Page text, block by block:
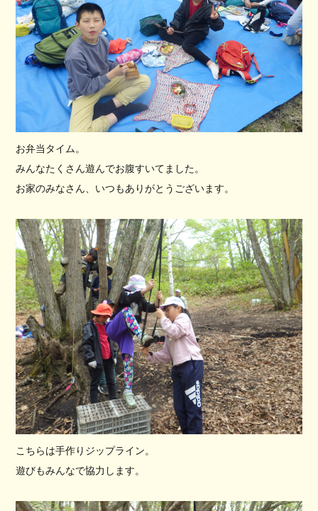
お弁当タイム。
みんなたくさん遊んでお腹すいてました。
お家のみなさん、いつもありがとうございます。
こちらは手作りジップライン。
遊びもみんなで協力します。